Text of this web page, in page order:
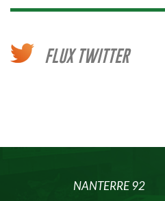
FLUX TWITTER
NANTERRE 92